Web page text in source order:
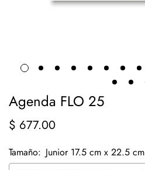
Agenda FLO 25
Precio
$ 677.00
Tamaño: Junior 17.5 cm x 22.5 cm